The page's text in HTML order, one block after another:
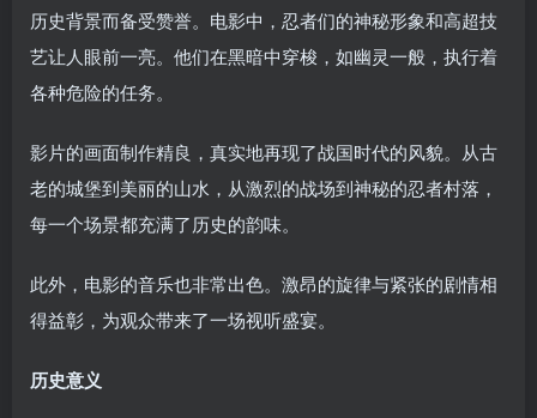
历史背景而备受赞誉。电影中，忍者们的神秘形象和高超技
艺让人眼前一亮。他们在黑暗中穿梭，如幽灵一般，执行着
各种危险的任务。
影片的画面制作精良，真实地再现了战国时代的风貌。从古
老的城堡到美丽的山水，从激烈的战场到神秘的忍者村落，
每一个场景都充满了历史的韵味。
此外，电影的音乐也非常出色。激昂的旋律与紧张的剧情相
得益彰，为观众带来了一场视听盛宴。
历史意义